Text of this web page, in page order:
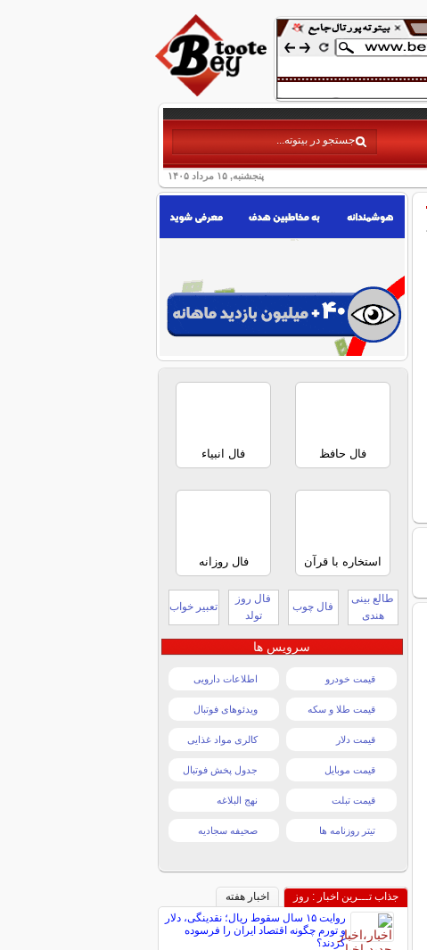
پنجشنبه, ۱۵ مرداد ۱۴۰۵
فال حافظ فال انبیاء
استخاره با قرآن فال روزانه
طالع بینی
هندی
فال چوب
فال روز
تولد
تعبیر خواب
سرویس ها
قیمت خودرو اطلاعات دارویی
قیمت طلا و سکه ویدئوهای فوتبال
قیمت دلار کالری مواد غذایی
قیمت موبایل جدول پخش فوتبال
قیمت تبلت نهج البلاغه
تیتر روزنامه ها صحیفه سجادیه
جذاب تـــرین اخبار : روز
اخبار هفته
روایت ۱۵ سال سقوط ریال؛ نقدینگی، دلار
و تورم چگونه اقتصاد ایران را فرسوده
کردند؟